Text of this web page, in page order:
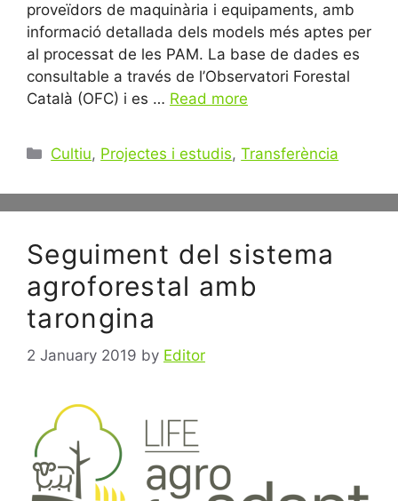
proveïdors de maquinària i equipaments, amb
informació detallada dels models més aptes per
al processat de les PAM. La base de dades es
consultable a través de l’Observatori Forestal
Català (OFC) i es … Read more
Categories
Cultiu, Projectes i estudis,Transferència
Seguiment del sistema
agroforestal amb
tarongina
2 January 2019 by Editor